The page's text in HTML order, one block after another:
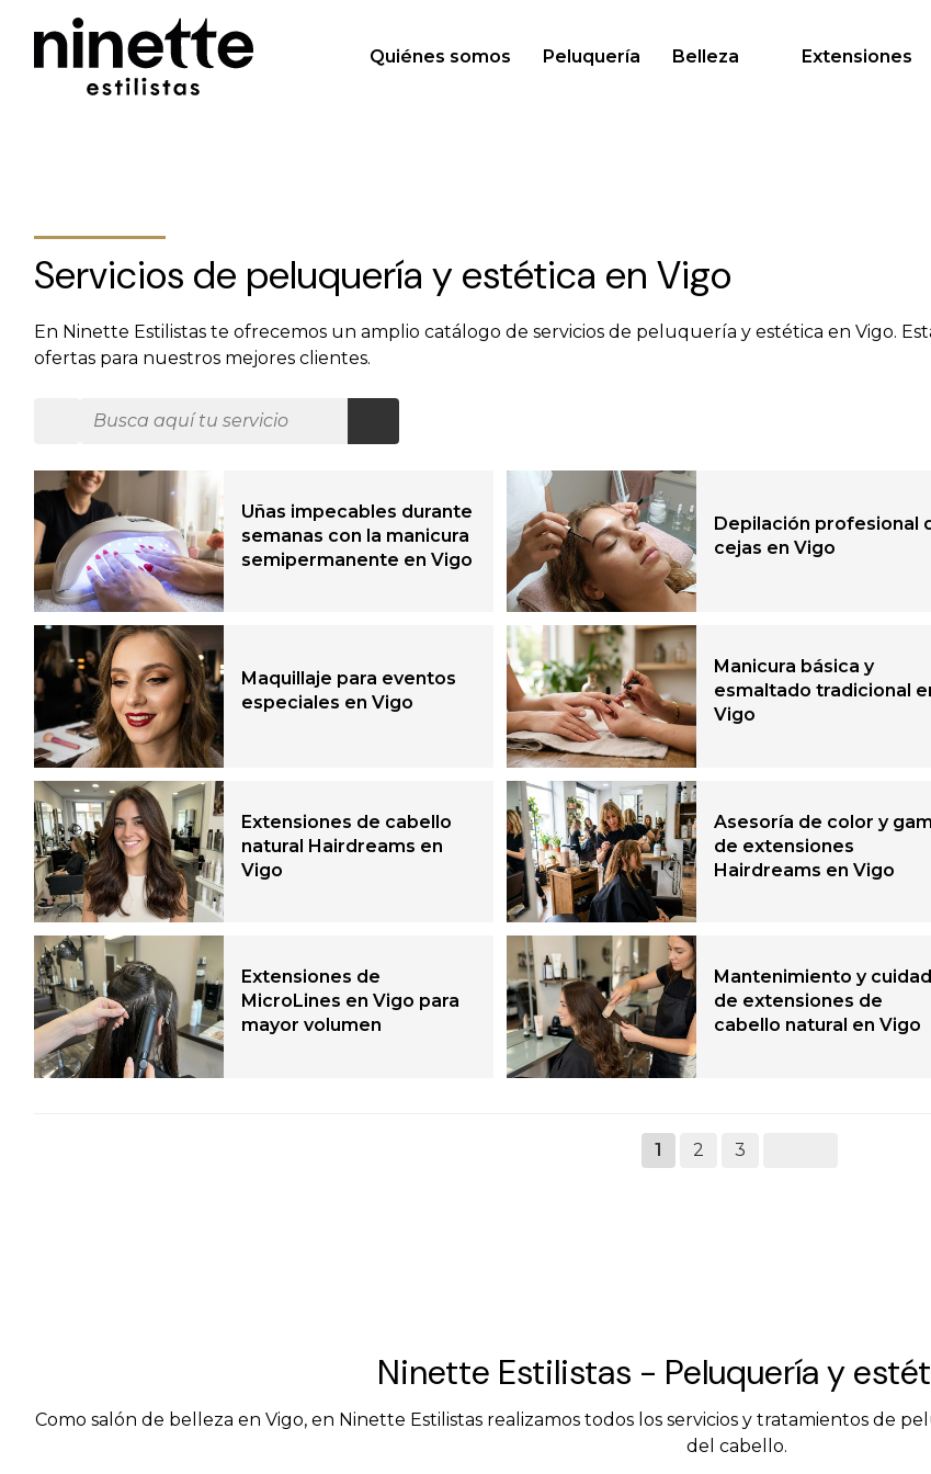
Quiénes somos Peluquería Belleza Extensiones
Servicios de peluquería y estética en Vigo
En Ninette Estilistas te ofrecemos un amplio catálogo de servicios de peluquería y estética en Vigo.
ofertas para nuestros mejores clientes.
Belleza
Extensiones y volumen capilar
Ofertas y bonos de belleza
Peluquería unisex
Uñas impecables durante
semanas con la manicura
semipermanente en Vigo
Depilación profesional
cejas en Vigo
Maquillaje para eventos
especiales en Vigo
Manicura básica y
esmaltado tradicional
Vigo
Extensiones de cabello
natural Hairdreams en
Vigo
Asesoría de color y
de extensiones
Hairdreams en Vigo
Extensiones de
MicroLines en Vigo para
mayor volumen
Mantenimiento y
de extensiones de
cabello natural en Vigo
1 2 3
Ninette Estilistas - Peluquería y
Como salón de belleza en Vigo, en Ninette Estilistas realizamos todos los servicios y tratamientos de
del cabello.